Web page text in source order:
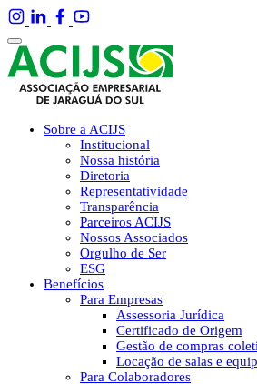
Sobre a ACIJS
Institucional
Nossa história
Diretoria
Representatividade
Transparência
Parceiros ACIJS
Nossos Associados
Orgulho de Ser
ESG
Benefícios
Para Empresas
Assessoria Jurídica
Certificado de Origem
Gestão de compras
Locação de salas e
Para Colaboradores